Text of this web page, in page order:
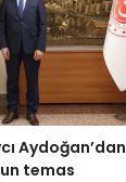
Aydoğan’dan
temas